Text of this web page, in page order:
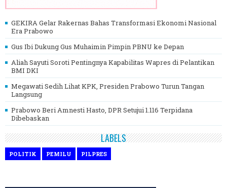
GEKIRA Gelar Rakernas Bahas Transformasi Ekonomi Nasional
Era Prabowo
Gus Ibi Dukung Gus Muhaimin Pimpin PBNU ke Depan
Aliah Sayuti Soroti Pentingnya Kapabilitas Wapres di Pelantikan
BMI DKI
Megawati Sedih Lihat KPK, Presiden Prabowo Turun Tangan
Langsung
Prabowo Beri Amnesti Hasto, DPR Setujui 1.116 Terpidana
Dibebaskan
LABELS
POLITIK PEMILU PILPRES